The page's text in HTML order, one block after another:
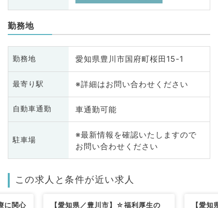
勤務地
勤務地 愛知県豊川市国府町桜田15-1
最寄り駅 ※詳細はお問い合わせください
自動車通勤 車通勤可能
駐車場
※最新情報を確認いたしますので
お問い合わせください
この求人と条件が近い求人
に関心
【愛知県／豊川市】☆福利厚生の
【愛